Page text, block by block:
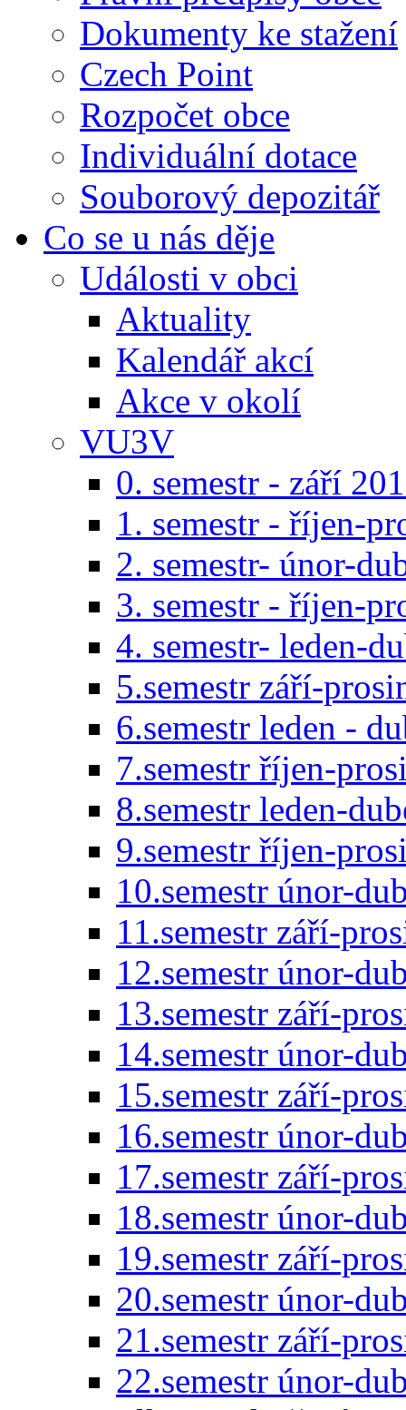
Dokumenty ke stažení
Czech Point
Rozpočet obce
Individuální dotace
Souborový depozitář
Co se u nás děje
Události v obci
Aktuality
Kalendář akcí
Akce v okolí
VU3V
0. semestr - září
1. semestr - říjen-
2. semestr- únor-
3. semestr - říjen-
4. semestr- leden-
5.semestr září-
6.semestr leden -
7.semestr říjen-
8.semestr leden-
9.semestr říjen-
10.semestr únor-
11.semestr září-
12.semestr únor-
13.semestr září-
14.semestr únor-
15.semestr září-
16.semestr únor-
17.semestr září-
18.semestr únor-
19.semestr září-
20.semestr únor-
21.semestr září-
22.semestr únor-